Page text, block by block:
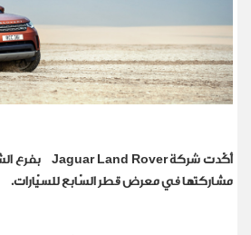
أكّدت شركةJaguar Land Roverبفرع
مشاركتها في معرض قطر السّابع للسيّارات.